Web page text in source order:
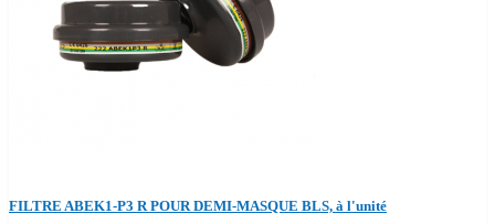
FILTRE ABEK1-P3 R POUR DEMI-MASQUE BLS, à l'unité